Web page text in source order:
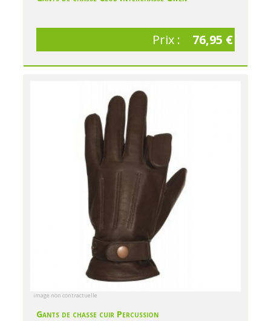
Prix : 76,95 €
image non contractuelle
Gants de chasse cuir Percussion